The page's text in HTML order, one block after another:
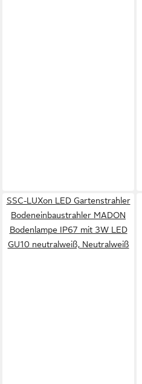
SSC-LUXon LED Gartenstrahler
Bodeneinbaustrahler MADON
Bodenlampe IP67 mit 3W LED
GU10 neutralweiß, Neutralweiß